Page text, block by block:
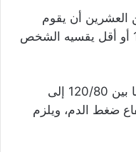
أن يقوم
بقياس ضغط الدم وإذا كان 120/80 أو أقل يقسيه الشخص
بينما إذا سجل جهاز ضغط الدم رقمًا بين 120/80 إلى
ضغط الدم، ويلزم